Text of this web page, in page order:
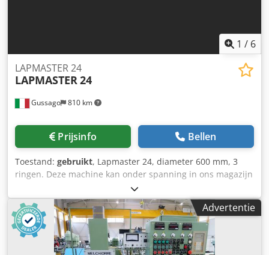
1 / 6
Gussago 810 km
LAPMASTER 24
LAPMASTER24
Prijsinfo Bellen
Toestand: gebruikt, Lapmaster 24, diameter 600 mm, 3
ringen. Deze machine kan onder spanning in ons magazijn
worden geïnspecteerd. Mimu Machine Tools (Italië).
Diameter: 600. Dcsdpfjzi Encox Ab Ejk
Advertentie